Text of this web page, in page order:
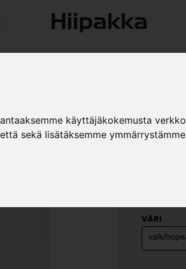
käyttäjäkokemusta
sekä lisätäksemme
VÄRI